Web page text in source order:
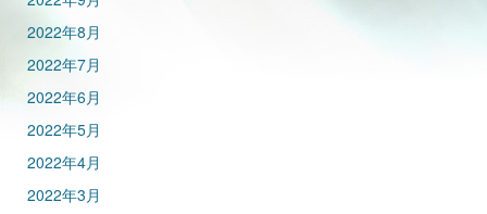
2022年8月
2022年7月
2022年6月
2022年5月
2022年4月
2022年3月